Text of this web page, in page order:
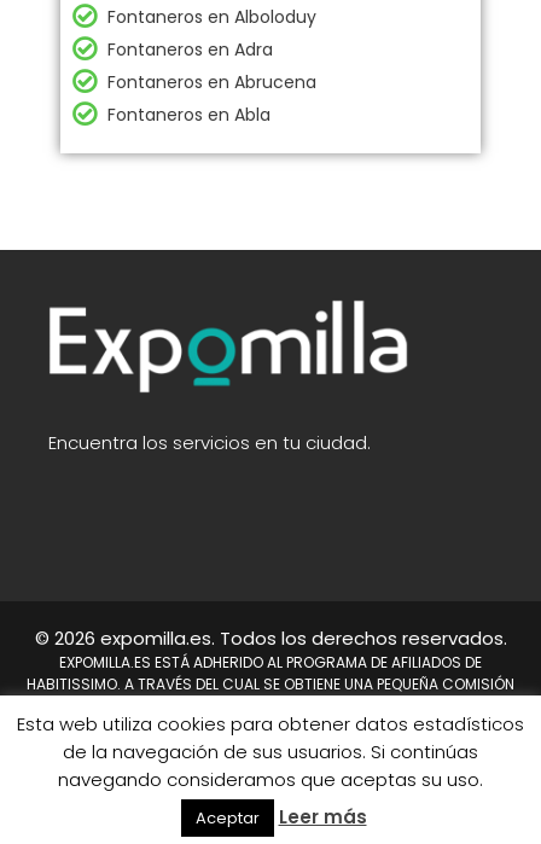
Fontaneros en Alboloduy
Fontaneros en Adra
Fontaneros en Abrucena
Fontaneros en Abla
Encuentra los servicios en tu ciudad.
© 2026 expomilla.es. Todos los derechos reservados.
EXPOMILLA.ES ESTÁ ADHERIDO AL PROGRAMA DE AFILIADOS DE
HABITISSIMO. A TRAVÉS DEL CUAL SE OBTIENE UNA PEQUEÑA COMISIÓN
EN CAMBIO A NOSOTROS NOS PERMITE CONTINUAR TRABAJANDO DÍA A
DÍA PARA MEJORAR EL SITIO WEB.
HABITISSIMO Y TAMBIÉN EL LOGO DE HABITISSIMO SON MARCAS
REGISTRADAS DE HABITISSIMO.ES O SUS AFILIADOS.
Mapa del sitio
Esta web utiliza cookies para obtener datos estadísticos
de la navegación de sus usuarios. Si continúas
navegando consideramos que aceptas su uso.
Aceptar Leer más